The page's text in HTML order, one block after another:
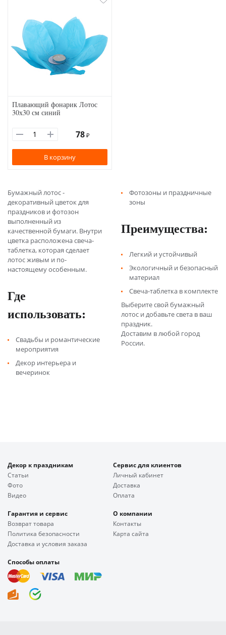
Плавающий фонарик Лотос
30х30 см синий
78 ₽
В корзину
Бумажный лотос -
декоративный цветок для
праздников и фотозон
выполненный из
качественной бумаги. Внутри
цветка расположена свеча-
таблетка, которая сделает
лотос живым и по-
настоящему особенным.
Где
использовать:
Свадьбы и романтические
мероприятия
Декор интерьера и
вечеринок
Фотозоны и праздничные
зоны
Преимущества:
Легкий и устойчивый
Экологичный и безопасный
материал
Свеча-таблетка в комплекте
Выберите свой бумажный
лотос и добавьте света в ваш
праздник.
Доставим в любой город
России.
Декор к праздникам
Статьи
Фото
Видео
Сервис для клиентов
Личный кабинет
Доставка
Оплата
Гарантия и сервис
Возврат товара
Политика безопасности
Доставка и условия заказа
О компании
Контакты
Карта сайта
Способы оплаты